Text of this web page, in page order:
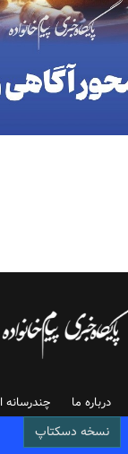
درباره ما چندرسانه
نسخه دسکتاپ